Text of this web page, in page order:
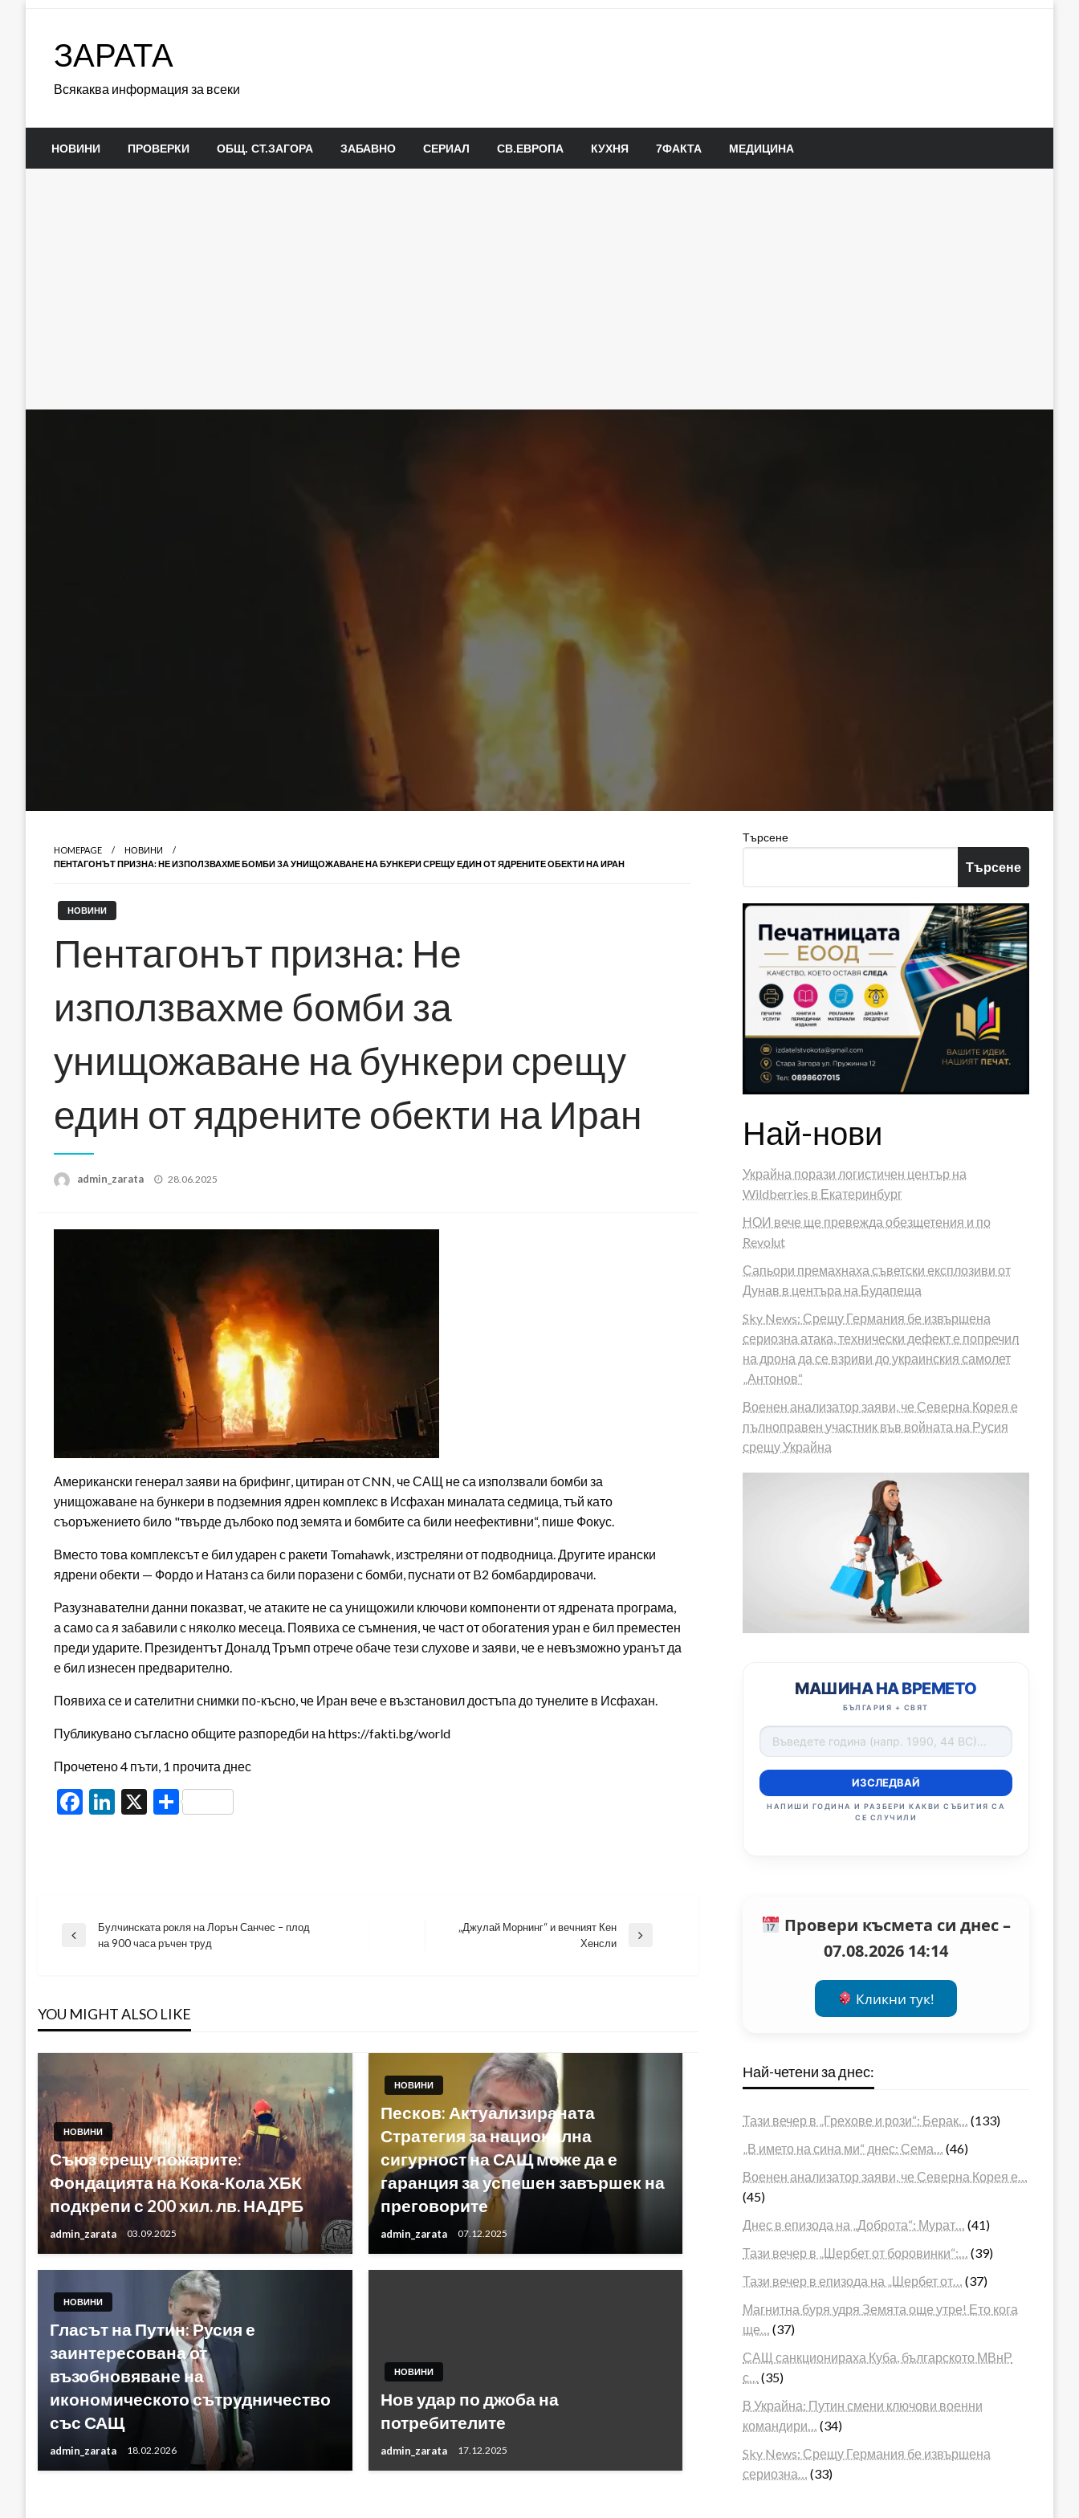
ЗАРАТА
Всякаква информация за всеки
НОВИНИ ПРОВЕРКИ ОБЩ. СТ.ЗАГОРА ЗАБАВНО СЕРИАЛ СВ.ЕВРОПА КУХНЯ 7ФАКТА МЕДИЦИНА
HOMEPAGE
НОВИНИ
ПЕНТАГОНЪТ ПРИЗНА: НЕ ИЗПОЛЗВАХМЕ БОМБИ ЗА УНИЩОЖАВАНЕ НА БУНКЕРИ СРЕЩУ ЕДИН ОТ ЯДРЕНИТЕ ОБЕКТИ НА ИРАН
НОВИНИ
Пентагонът призна: Не
използвахме бомби за
унищожаване на бункери срещу
един от ядрените обекти на Иран
admin_zarata
Posted
28.06.2025
Американски генерал заяви на брифинг, цитиран от CNN, че САЩ не са използвали бомби за
унищожаване на бункери в подземния ядрен комплекс в Исфахан миналата седмица, тъй като
съоръжението било "твърде дълбоко под земята и бомбите са били неефективни“, пише Фокус.
Вместо това комплексът е бил ударен с ракети Tomahawk, изстреляни от подводница. Другите ирански
ядрени обекти — Фордо и Натанз са били поразени с бомби, пуснати от B2 бомбардировачи.
Разузнавателни данни показват, че атаките не са унищожили ключови компоненти от ядрената програма,
а само са я забавили с няколко месеца. Появиха се съмнения, че част от обогатения уран е бил преместен
преди ударите. Президентът Доналд Тръмп отрече обаче тези слухове и заяви, че е невъзможно уранът да
е бил изнесен предварително.
Появиха се и сателитни снимки по-късно, че Иран вече е възстановил достъпа до тунелите в Исфахан.
Публикувано съгласно общите разпоредби на https://fakti.bg/world
Прочетено 4 пъти, 1 прочита днес
Facebook
LinkedIn
X Share
Навигация
Previous
Булчинската рокля на Лорън Санчес – плод
на 900 часа ръчен труд
„Джулай Морнинг“ и вечният Кен
Хенсли
YOU MIGHT ALSO LIKE
НОВИНИ
Съюз срещу пожарите:
Фондацията на Кока-Кола ХБК
подкрепи с 200 хил. лв. НАДРБ
admin_zarata 03.09.2025
НОВИНИ
Песков: Актуализираната
Стратегия за национална
сигурност на САЩ може да е
гаранция за успешен завършек на
преговорите
admin_zarata 07.12.2025
НОВИНИ
Гласът на Путин: Русия е
заинтересована от
възобновяване на
икономическото сътрудничество
със САЩ
admin_zarata 18.02.2026
НОВИНИ
Нов удар по джоба на
потребителите
admin_zarata 17.12.2025
Търсене
Търсене
Най-нови
Украйна порази логистичен център на
Wildberries в Екатеринбург
НОИ вече ще превежда обезщетения и по
Revolut
Сапьори премахнаха съветски експлозиви от
Дунав в центъра на Будапеща
Sky News: Срещу Германия бе извършена
сериозна атака, технически дефект е попречил
на дрона да се взриви до украинския самолет
„Антонов“
Военен анализатор заяви, че Северна Корея е
пълноправен участник във войната на Русия
срещу Украйна
МАШИНА НА ВРЕМЕТО
БЪЛГАРИЯ + СВЯТ
ИЗСЛЕДВАЙ
НАПИШИ ГОДИНА И РАЗБЕРИ КАКВИ СЪБИТИЯ СА
СЕ СЛУЧИЛИ
Провери късмета си днес –
07.08.2026 14:14
Кликни тук!
Най-четени за днес:
Тази вечер в „Грехове и рози“: Берак…
(133)
„В името на сина ми“ днес: Сема…
(46)
Военен анализатор заяви, че Северна Корея е…
(45)
Днес в епизода на „Доброта“: Мурат…
(41)
Тази вечер в „Шербет от боровинки“:…
(39)
Тази вечер в епизода на „Шербет от…
(37)
Магнитна буря удря Земята още утре! Ето кога
ще…
(37)
САЩ санкционираха Куба, българското МВнР
с…
(35)
В Украйна: Путин смени ключови военни
командири…
(34)
Sky News: Срещу Германия бе извършена
сериозна…
(33)